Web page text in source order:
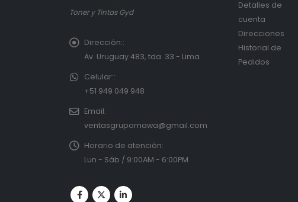
Toner y Tintas Gyd
Dirección::
Av. Uruguay 483, tda. 33 - Lima
Celular::
+51 949 049 948
Email:
ventasgrupomawa@gmail.com
Horario de atención:
Lun - Sáb / 9:00AM - 6:00PM
Detalles de
cuenta
Direcciones
Historial de
Pedidos